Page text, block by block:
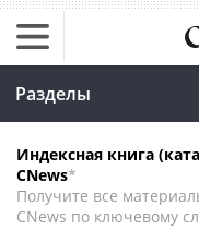
Разделы
Индексная книга
CNews*
Получите все
CNews по ключевому